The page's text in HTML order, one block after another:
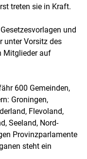
treten sie in Kraft.
und
unter Vorsitz des
Mitglieder auf
600 Gemeinden,
Groningen,
Flevoland,
Seeland, Nord-
Provinzparlamente
steht ein